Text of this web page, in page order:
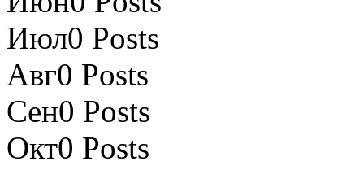
Июл0 Posts
Авг0 Posts
Сен0 Posts
Окт0 Posts